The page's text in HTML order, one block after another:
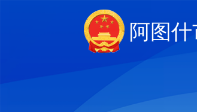
阿图